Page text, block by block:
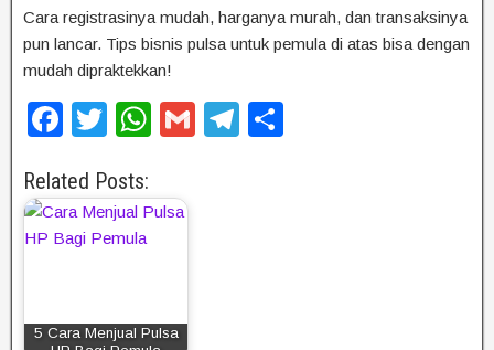
Cara registrasinya mudah, harganya murah, dan transaksinya
pun lancar. Tips bisnis pulsa untuk pemula di atas bisa dengan
mudah dipraktekkan!
F
c
e
b
o
T
tt
er
W
at
s
p
G
T
Related Posts:
5 Cara Menjual Pulsa